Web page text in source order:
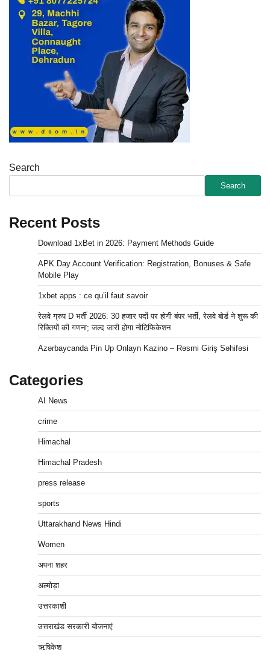
Search
Search
Recent Posts
Download 1xBet in 2026: Payment Methods Guide
APK Day Account Verification: Registration, Bonuses & Safe
Mobile Play
1xbet apps : ce qu’il faut savoir
रेलवे ग्रुप D भर्ती 2026: 30 हजार पदों पर होगी बंपर भर्ती, रेलवे बोर्ड ने शुरू की
रिक्तियों की गणना; जल्द जारी होगा नोटिफिकेशन
Azərbaycanda Pin Up Onlayn Kazino – Rəsmi Giriş Səhifəsi
Categories
AI News
crime
Himachal
Himachal Pradesh
press release
sports
Uttarakhand News Hindi
Women
अपना शहर
अल्मोड़ा
उत्तरकाशी
उत्तराखंड सरकारी योजनाएं
ऋषिकेश